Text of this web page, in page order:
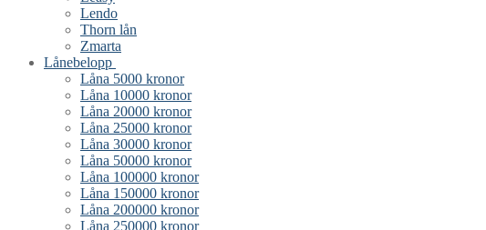
Lendo
Thorn lån
Zmarta
Lånebelopp
Låna 5000 kronor
Låna 10000 kronor
Låna 20000 kronor
Låna 25000 kronor
Låna 30000 kronor
Låna 50000 kronor
Låna 100000 kronor
Låna 150000 kronor
Låna 200000 kronor
Låna 250000 kronor